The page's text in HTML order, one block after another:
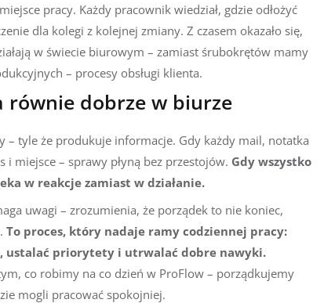
pracy. Każdy pracownik wiedział, gdzie odłożyć
dla kolegi z kolejnej zmiany. Z czasem okazało się,
w świecie biurowym – zamiast śrubokrętów mamy
– procesy obsługi klienta.
równie dobrze w biurze
– tyle że produkuje informacje. Gdy każdy mail, notatka
i miejsce – sprawy płyną bez przestojów. Gdy wszystko
w reakcje zamiast w działanie.
uwagi – zrozumienia, że porządek to nie koniec,
To proces, który nadaje ramy codziennej pracy:
ustalać priorytety i utrwalać dobre nawyki.
co robimy na co dzień w ProFlow – porządkujemy
mogli pracować spokojniej.